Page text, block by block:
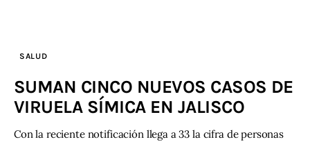
SALUD
SUMAN CINCO NUEVOS CASOS DE
VIRUELA SÍMICA EN JALISCO
Con la reciente notificación llega a 33 la cifra de personas